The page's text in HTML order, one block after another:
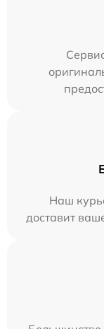
Наш
доставит